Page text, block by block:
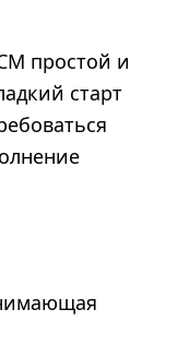
простой и
старт